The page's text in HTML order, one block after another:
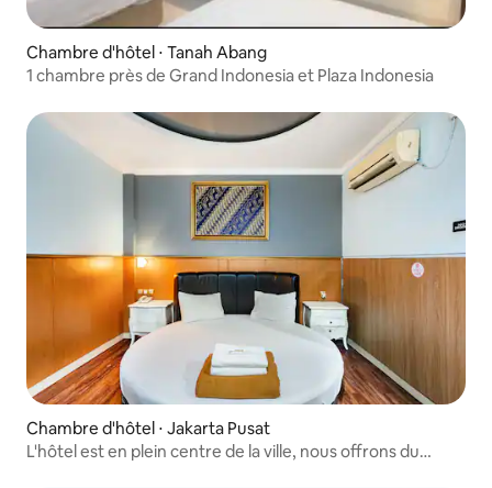
Chambre d'hôtel ⋅ Tanah Abang
1 chambre près de Grand Indonesia et Plaza Indonesia
Chambre d'hôtel ⋅ Jakarta Pusat
L'hôtel est en plein centre de la ville, nous offrons du